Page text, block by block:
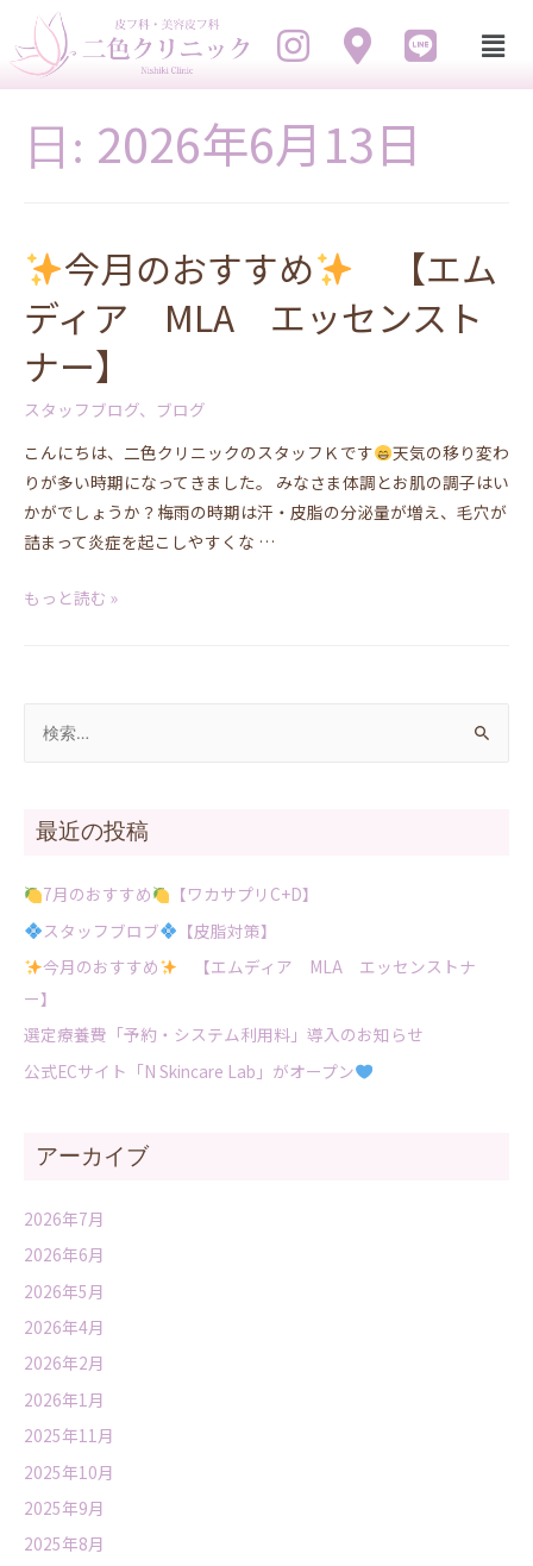
日: 2026年6月13日
今月のおすすめ
【エム
ディア MLA エッセンスト
ナー】
スタッフブログ、 ブログ
こんにちは、二色クリニックのスタッフＫです
天気の移り変わ
りが多い時期になってきました。 みなさま体調とお肌の調子はい
かがでしょうか？梅雨の時期は汗・皮脂の分泌量が増え、毛穴が
詰まって炎症を起こしやすくな …
もっと読む »
最近の投稿
7月のおすすめ
【ワカサプリC+D】
スタッフブロブ
【皮脂対策】
今月のおすすめ
【エムディア MLA エッセンストナ
ー】
選定療養費「予約・システム利用料」導入のお知らせ
公式ECサイト「N Skincare Lab」がオープン
アーカイブ
2026年7月
2026年6月
2026年5月
2026年4月
2026年2月
2026年1月
2025年11月
2025年10月
2025年9月
2025年8月